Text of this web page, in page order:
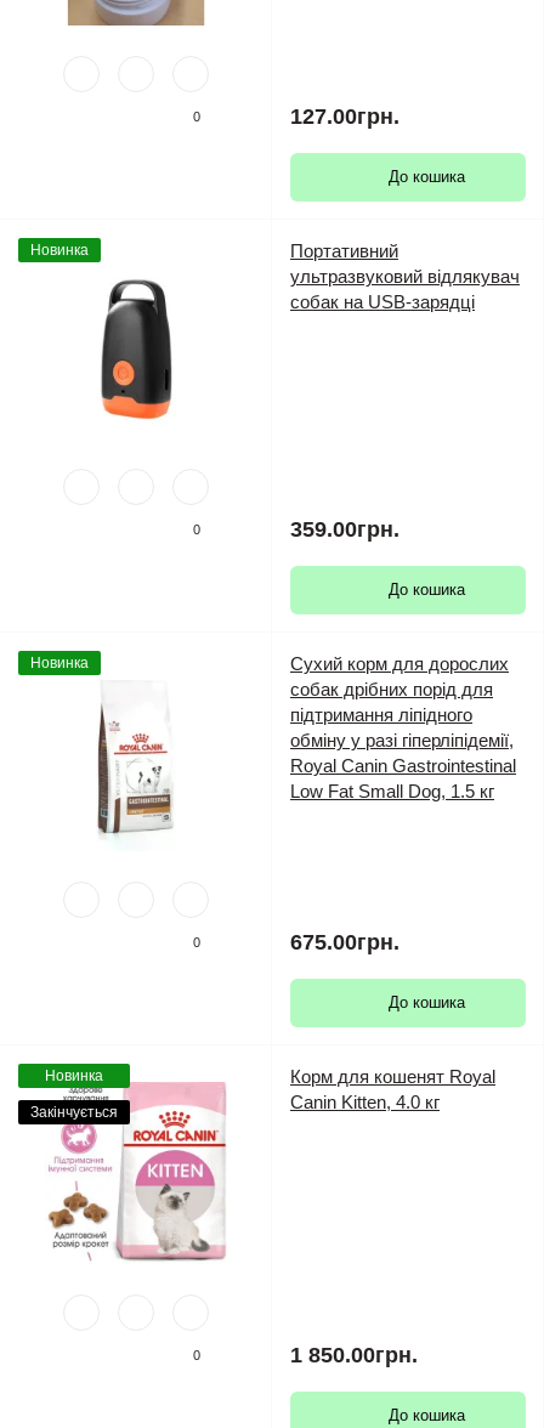
0 127.00грн.
До кошика
Новинка
0
Портативний
ультразвуковий відлякувач
собак на USB-зарядці
359.00грн.
До кошика
Новинка
0
Сухий корм для дорослих
собак дрібних порід для
підтримання ліпідного
обміну у разі гіперліпідемії,
Royal Canin Gastrointestinal
Low Fat Small Dog, 1.5 кг
675.00грн.
До кошика
Новинка
Закінчується
0
Корм для кошенят Royal
Canin Kitten, 4.0 кг
1 850.00грн.
До кошика